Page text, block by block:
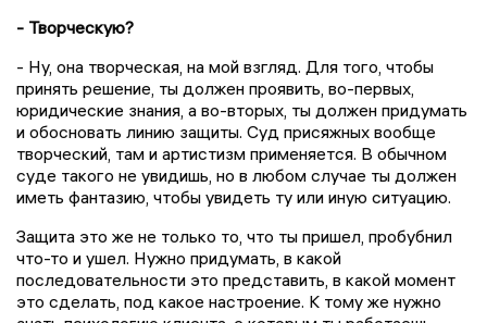
- Творческую?
- Ну, она творческая, на мой взгляд. Для того, чтобы
принять решение, ты должен проявить, во-первых,
юридические знания, а во-вторых, ты должен придумать
и обосновать линию защиты. Суд присяжных вообще
творческий, там и артистизм применяется. В обычном
суде такого не увидишь, но в любом случае ты должен
иметь фантазию, чтобы увидеть ту или иную ситуацию.
Защита это же не только то, что ты пришел, пробубнил
что-то и ушел. Нужно придумать, в какой
последовательности это представить, в какой момент
это сделать, под какое настроение. К тому же нужно